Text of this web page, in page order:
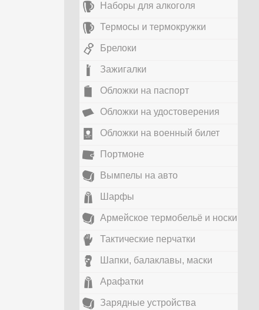
Наборы для алкоголя
Термосы и термокружки
Брелоки
Зажигалки
Обложки на паспорт
Обложки на удостоверения
Обложки на военный билет
Портмоне
Вымпелы на авто
Шарфы
Армейское термобельё и носки
Тактические перчатки
Шапки, балаклавы, маски
Арафатки
Зарядные устройства